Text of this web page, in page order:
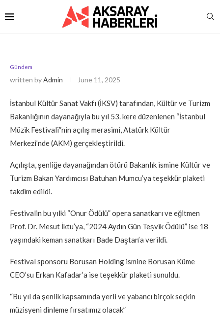
Gündem
written byAdmin June 11, 2025
İstanbul Kültür Sanat Vakfı (İKSV) tarafından, Kültür ve Turizm
Bakanlığının dayanağıyla bu yıl 53. kere düzenlenen “İstanbul
Müzik Festivali”nin açılış merasimi, Atatürk Kültür
Merkezi’nde (AKM) gerçekleştirildi.
Açılışta, şenliğe dayanağından ötürü Bakanlık ismine Kültür ve
Turizm Bakan Yardımcısı Batuhan Mumcu’ya teşekkür plaketi
takdim edildi.
Festivalin bu yılki “Onur Ödülü” opera sanatkarı ve eğitmen
Prof. Dr. Mesut İktu’ya, “2024 Aydın Gün Teşvik Ödülü” ise 18
yaşındaki keman sanatkarı Bade Daştan’a verildi.
Festival sponsoru Borusan Holding ismine Borusan Küme
CEO’su Erkan Kafadar’a ise teşekkür plaketi sunuldu.
“Bu yıl da şenlik kapsamında yerli ve yabancı birçok seçkin
müzisyeni dinleme fırsatımız olacak”